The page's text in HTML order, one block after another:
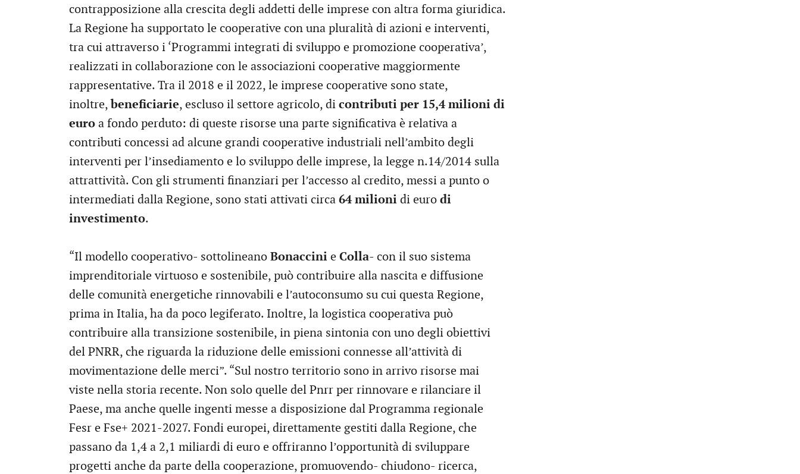
contrapposizione alla crescita degli addetti delle imprese con altra forma giuridica.
La Regione ha supportato le cooperative con una pluralità di azioni e interventi,
tra cui attraverso i ‘Programmi integrati di sviluppo e promozione cooperativa’,
realizzati in collaborazione con le associazioni cooperative maggiormente
rappresentative. Tra il 2018 e il 2022, le imprese cooperative sono state,
inoltre,beneficiarie, escluso il settore agricolo, di contributi per 15,4 milioni di
euro a fondo perduto: di queste risorse una parte significativa è relativa a
contributi concessi ad alcune grandi cooperative industriali nell’ambito degli
interventi per l’insediamento e lo sviluppo delle imprese, la legge n.14/2014 sulla
attrattività. Con gli strumenti finanziari per l’accesso al credito, messi a punto o
intermediati dalla Regione, sono stati attivati circa 64 milioni di euro di
investimento.
“Il modello cooperativo- sottolineano Bonaccini e Colla- con il suo sistema
imprenditoriale virtuoso e sostenibile, può contribuire alla nascita e diffusione
delle comunità energetiche rinnovabili e l’autoconsumo su cui questa Regione,
prima in Italia, ha da poco legiferato. Inoltre, la logistica cooperativa può
contribuire alla transizione sostenibile, in piena sintonia con uno degli obiettivi
del PNRR, che riguarda la riduzione delle emissioni connesse all’attività di
movimentazione delle merci”. “Sul nostro territorio sono in arrivo risorse mai
viste nella storia recente. Non solo quelle del Pnrr per rinnovare e rilanciare il
Paese, ma anche quelle ingenti messe a disposizione dal Programma regionale
Fesr e Fse+ 2021-2027. Fondi europei, direttamente gestiti dalla Regione, che
passano da 1,4 a 2,1 miliardi di euro e offriranno l’opportunità di sviluppare
progetti anche da parte della cooperazione, promuovendo- chiudono- ricerca,